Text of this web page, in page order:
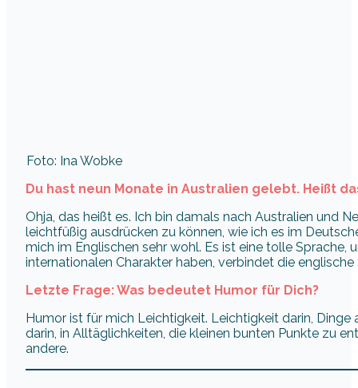
Foto: Ina Wobke
Du hast neun Monate in Australien gelebt. Heißt
Ohja, das heißt es. Ich bin damals nach Australien und
leichtfüßig ausdrücken zu können, wie ich es im
mich im Englischen sehr wohl. Es ist eine tolle Sprache,
internationalen Charakter haben, verbindet die englische
Letzte Frage: Was bedeutet Humor für Dich?
Humor ist für mich Leichtigkeit. Leichtigkeit darin,
darin, in Alltäglichkeiten, die kleinen bunten Punkte zu
andere.